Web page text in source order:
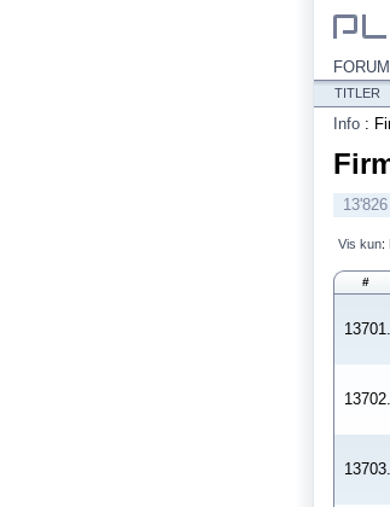
FORUM
TITLER
Info :
Vis kun:
#
13701.
13702.
13703.